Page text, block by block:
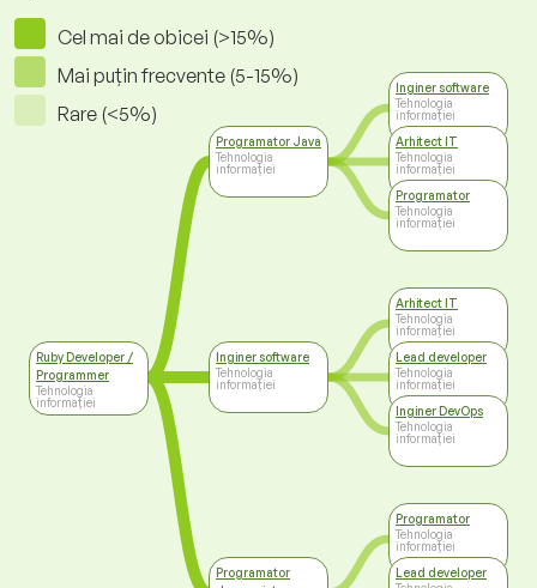
Cel mai de obicei (>15%)
Mai puțin frecvente (5-15%)
Rare (<5%)
Ruby Developer /
Programmer
Tehnologia
informației
Programator Java
Tehnologia
informației
Inginer software
Tehnologia
informației
Programator
Inginer software
Tehnologia
informației
Arhitect IT
Tehnologia
informației
Programator
Tehnologia
informației
Arhitect IT
Tehnologia
informației
Lead developer
Tehnologia
informației
Inginer DevOps
Tehnologia
informației
Programator
Tehnologia
informației
Lead developer